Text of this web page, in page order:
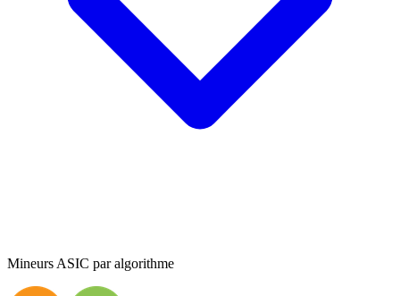
Mineurs ASIC par algorithme